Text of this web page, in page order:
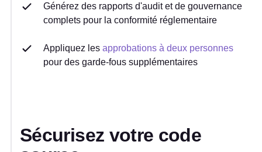
Générez des rapports d'audit et de gouvernance
complets pour la conformité réglementaire
Appliquez les approbations à deux personnes
pour des garde-fous supplémentaires
Sécurisez votre code